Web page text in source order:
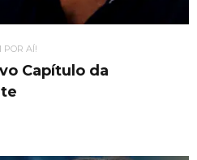
POR AÍ!
Capítulo da